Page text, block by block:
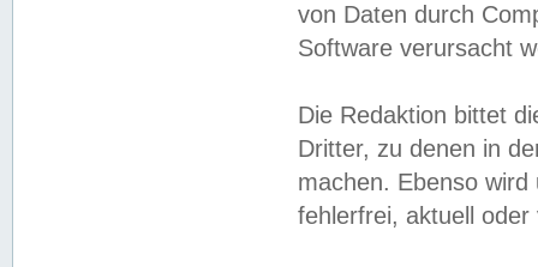
von Daten durch
Software verursacht
Die Redaktion bittet
Dritter, zu denen in
machen. Ebenso
fehlerfrei, aktuell oder